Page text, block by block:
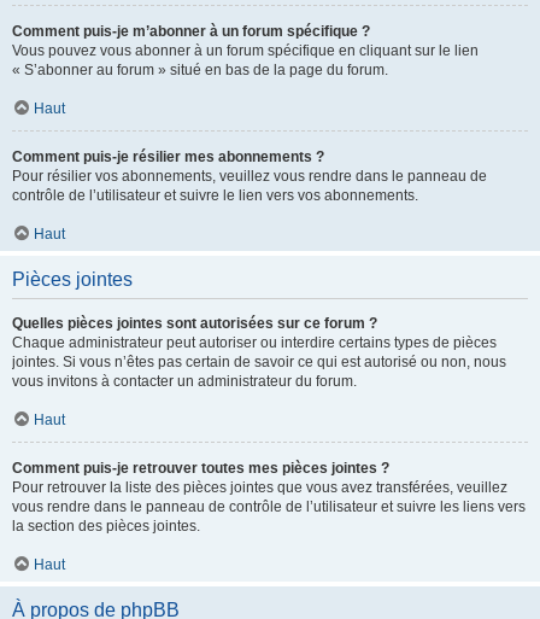
Comment puis-je m’abonner à un forum spécifique ?
Vous pouvez vous abonner à un forum spécifique en cliquant sur le lien
« S’abonner au forum » situé en bas de la page du forum.
Haut
Comment puis-je résilier mes abonnements ?
Pour résilier vos abonnements, veuillez vous rendre dans le panneau de
contrôle de l’utilisateur et suivre le lien vers vos abonnements.
Haut
Pièces jointes
Quelles pièces jointes sont autorisées sur ce forum ?
Chaque administrateur peut autoriser ou interdire certains types de pièces
jointes. Si vous n’êtes pas certain de savoir ce qui est autorisé ou non, nous
vous invitons à contacter un administrateur du forum.
Haut
Comment puis-je retrouver toutes mes pièces jointes ?
Pour retrouver la liste des pièces jointes que vous avez transférées, veuillez
vous rendre dans le panneau de contrôle de l’utilisateur et suivre les liens vers
la section des pièces jointes.
Haut
À propos de phpBB